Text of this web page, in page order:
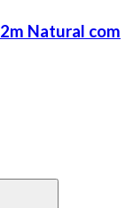
Natural com